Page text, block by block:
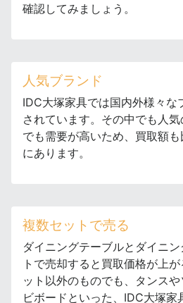
確認してみましょう。
人気ブランド
IDC大塚家具では国内外様々な
されています。その中でも人
でも需要が高いため、買取額
にあります。
複数セットで売る
ダイニングテーブルとダイニ
トで売却すると買取価格が上
ット以外のものでも、タンス
ビボードといった、IDC大塚家